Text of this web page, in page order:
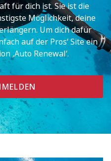
für dich ist. Sie ist die
Möglichkeit, deine
Um dich dafür
auf der Pros‘ Site ein
‚Auto Renewal‘.